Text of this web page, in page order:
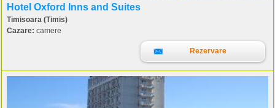
Hotel Oxford Inns and Suites
Timisoara (Timis)
Cazare: camere
Rezervare